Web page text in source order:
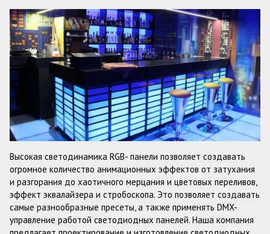
Высокая светодинамика RGB- панели позволяет создавать
огромное количество анимационных эффектов от затухания
и разгорания до хаотичного мерцания и цветовых переливов,
эффект эквалайзера и стробоскопа. Это позволяет создавать
самые разнообразные пресеты, а также применять DMX-
управление работой светодиодных панелей. Наша компания